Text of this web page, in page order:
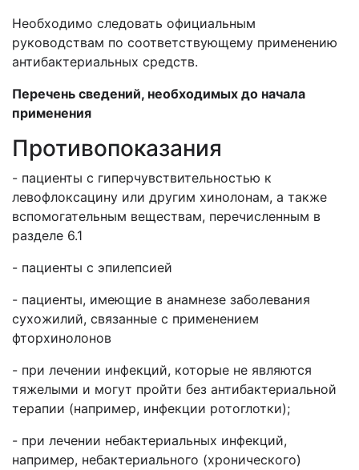
Необходимо следовать официальным
руководствам по соответствующему применению
антибактериальных средств.
Перечень сведений, необходимых до начала
применения
Противопоказания
- пациенты с гиперчувствительностью к
левофлоксацину или другим хинолонам, а также
вспомогательным веществам, перечисленным в
разделе 6.1
- пациенты с эпилепсией
- пациенты, имеющие в анамнезе заболевания
сухожилий, связанные с применением
фторхинолонов
- при лечении инфекций, которые не являются
тяжелыми и могут пройти без антибактериальной
терапии (например, инфекции ротоглотки);
- при лечении небактериальных инфекций,
например, небактериального (хронического)